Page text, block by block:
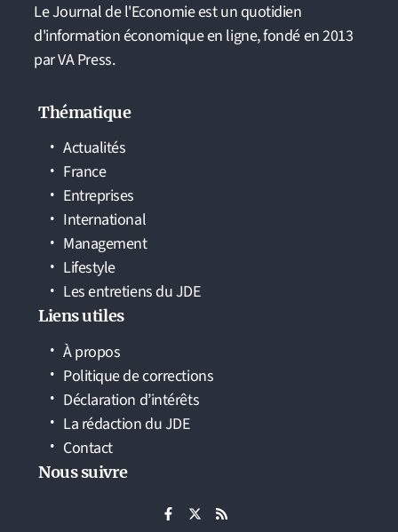
Le Journal de l'Economie est un quotidien
d'information économique en ligne, fondé en 2013
par VA Press.
Thématique
Actualités
France
Entreprises
International
Management
Lifestyle
Les entretiens du JDE
Liens utiles
À propos
Politique de corrections
Déclaration d’intérêts
La rédaction du JDE
Contact
Nous suivre